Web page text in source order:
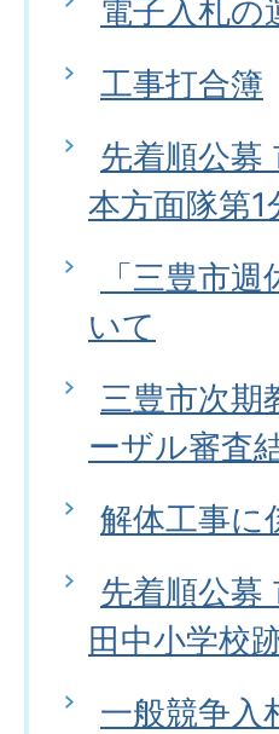
電子入札の
工事打合簿
先着順公募
本方面隊第1
「三豊市
いて
三豊市次期
ーザル審査
解体工事に
先着順公募
田中小学校跡
一般競争入